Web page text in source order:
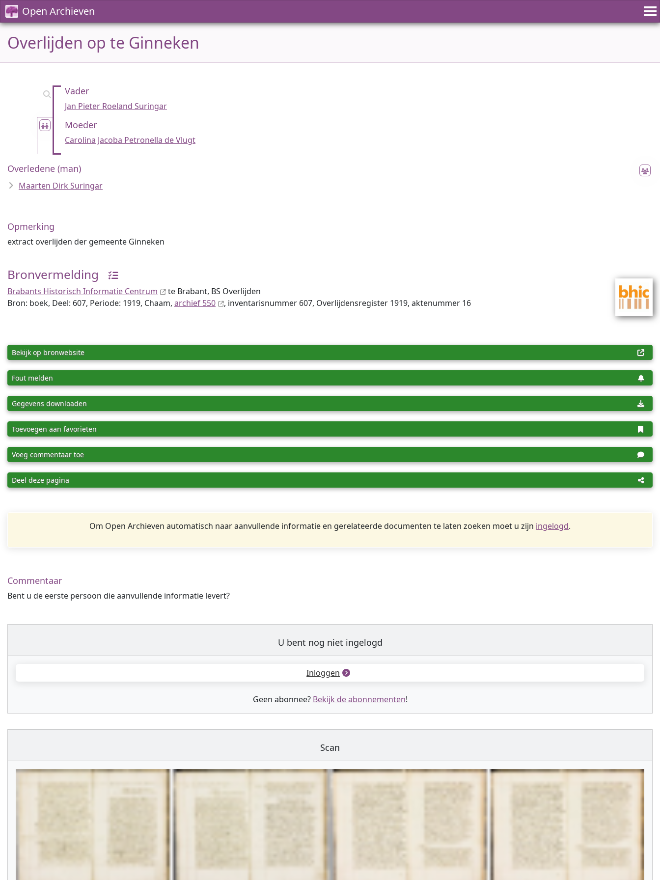
Open Archieven
Overlijden op te Ginneken
Vader
Jan Pieter Roeland Suringar
Moeder
Carolina Jacoba Petronella de Vlugt
Overledene (man)
Maarten Dirk Suringar
Opmerking
extract overlijden der gemeente Ginneken
Bronvermelding
Brabants Historisch Informatie Centrum
te Brabant, BS Overlijden
Bron: boek, Deel: 607, Periode: 1919, Chaam, archief 550 , inventaris­num­mer 607, Overlijdensregister 1919, aktenummer 16
Bekijk op bronwebsite
Fout melden
Gegevens downloaden
Toevoegen aan favorieten
Voeg commentaar toe
Deel deze pagina
Om Open Archieven automatisch naar aanvullende informatie en gerelateerde documenten te laten zoeken moet u zijn ingelogd.
Commentaar
Bent u de eerste persoon die aanvullende informatie levert?
U bent nog niet ingelogd
Inloggen
Geen abonnee? Bekijk de abonnementen!
Scan